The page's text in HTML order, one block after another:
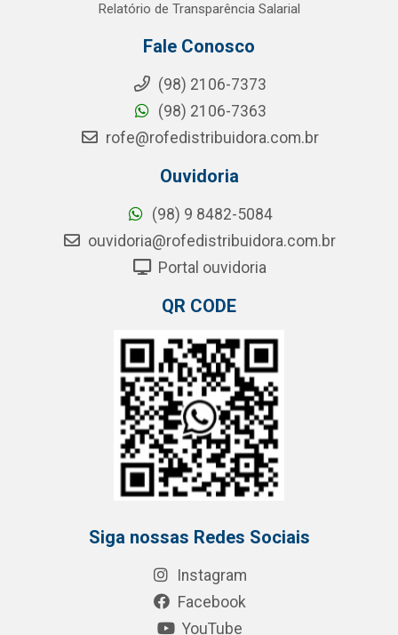
Relatório de Transparência Salarial
Fale Conosco
(98) 2106-7373
(98) 2106-7363
rofe@rofedistribuidora.com.br
Ouvidoria
(98) 9 8482-5084
ouvidoria@rofedistribuidora.com.br
Portal ouvidoria
QR CODE
Siga nossas Redes Sociais
Instagram
Facebook
YouTube